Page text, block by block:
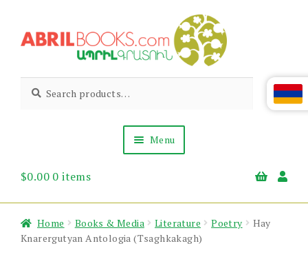
to
to
Abril
Books
Living
Armenian
for:
Menu
About Us
News & Events
$0.00 0 items
Home Books & Media Literature Poetry
Hay
Knarergutyan Antologia (Tsaghkakagh)